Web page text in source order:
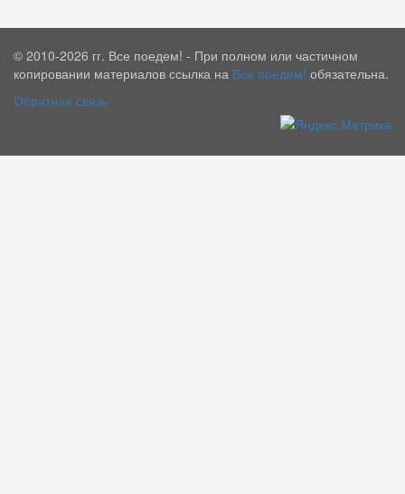
© 2010-2026 гг. Все поедем! - При полном или частичном
копировании материалов ссылка на Все поедем! обязательна.
Обратная связь